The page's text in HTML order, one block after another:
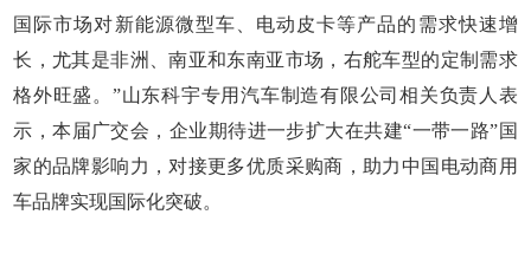
国际市场对新能源微型车、电动皮卡等产品的需求快速增
长，尤其是非洲、南亚和东南亚市场，右舵车型的定制需求
格外旺盛。”山东科宇专用汽车制造有限公司相关负责人表
示，本届广交会，企业期待进一步扩大在共建“一带一路”国
家的品牌影响力，对接更多优质采购商，助力中国电动商用
车品牌实现国际化突破。